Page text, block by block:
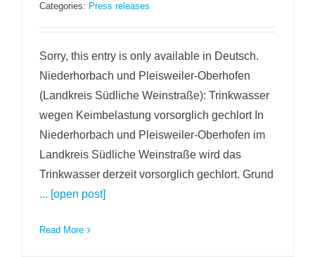
Categories: Press releases
Sorry, this entry is only available in Deutsch.
Niederhorbach und Pleisweiler-Oberhofen
(Landkreis Südliche Weinstraße): Trinkwasser
wegen Keimbelastung vorsorglich gechlort In
Niederhorbach und Pleisweiler-Oberhofen im
Landkreis Südliche Weinstraße wird das
Trinkwasser derzeit vorsorglich gechlort. Grund
... [open post]
Read More